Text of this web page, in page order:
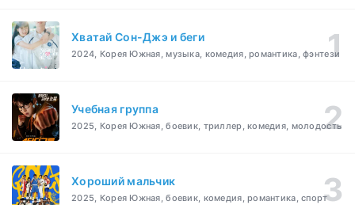
Хватай Сон-Джэ и беги
2024, Корея Южная, музыка, комедия, романтика, фэнтези
Учебная группа
2025, Корея Южная, боевик, триллер, комедия, молодость
Хороший мальчик
2025, Корея Южная, боевик, комедия, романтика, спорт